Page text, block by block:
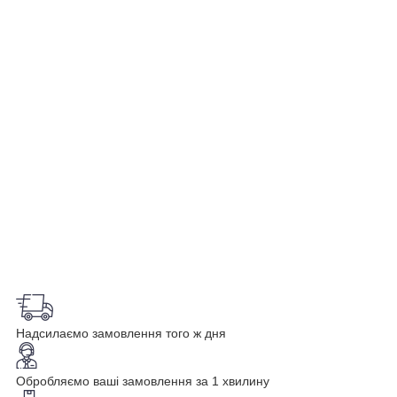
Надсилаємо замовлення того ж дня
Обробляємо ваші замовлення за 1 хвилину